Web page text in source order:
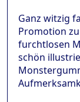
Ganz witzig
Promotion
furchtlosen
schön